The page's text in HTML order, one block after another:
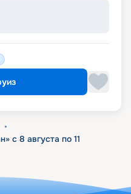
•
с 8 августа по 11